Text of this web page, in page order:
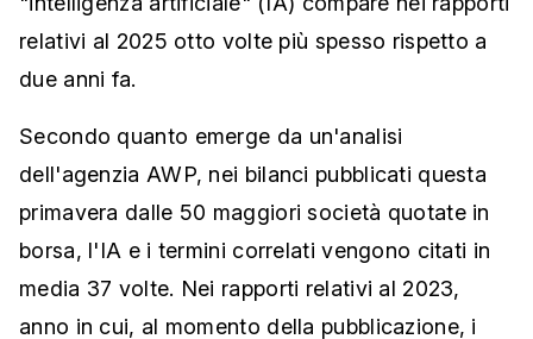
relativi al 2025 otto volte più spesso rispetto a
due anni fa.
Secondo quanto emerge da un'analisi
dell'agenzia AWP, nei bilanci pubblicati questa
primavera dalle 50 maggiori società quotate in
borsa, l'IA e i termini correlati vengono citati in
media 37 volte. Nei rapporti relativi al 2023,
anno in cui, al momento della pubblicazione, i